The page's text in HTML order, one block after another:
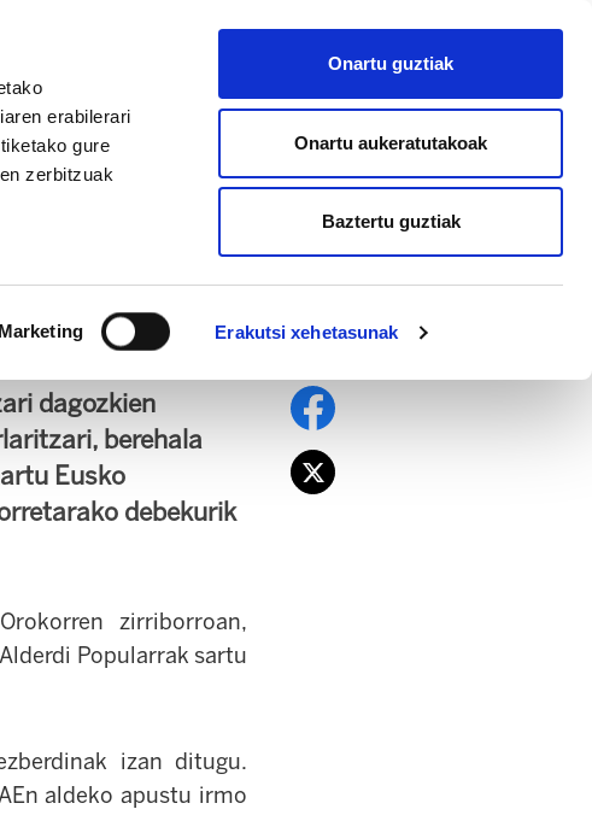
erabilerari
gure
zerbitzuak
Marketing Erakutsi xehetasunak
Onartu guztiak
Onartu aukeratutakoak
Baztertu guztiak
AFILIATU
eta egin
dagozkien
berehala
Eusko
debekurik
zirriborroan,
Popularrak sartu
izan ditugu.
aldeko apustu irmo